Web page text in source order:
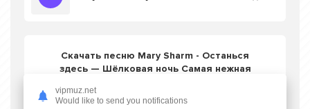
Скачать песню Mary Sharm - Останься
здесь — Шёлковая ночь Самая нежная
Поп-хит 2026 в mp3 или слушать онлайн
vipmuz.net
Would like to send you notifications